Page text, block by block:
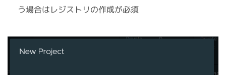
う場合はレジストリの作成が必須